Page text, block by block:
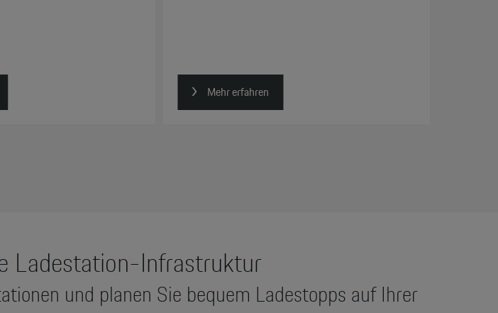
Mehr erfahren
Ladestation-Infrastruktur
und planen Sie bequem Ladestopps auf Ihrer